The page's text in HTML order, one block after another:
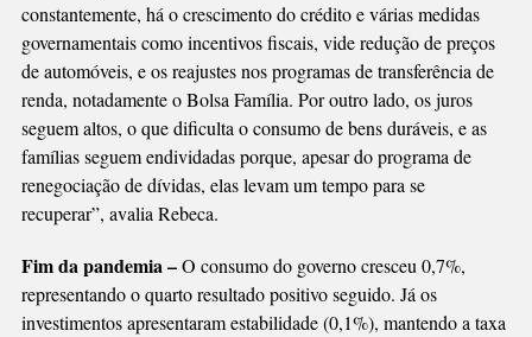
constantemente, há o crescimento do crédito e várias medidas
governamentais como incentivos fiscais, vide redução de preços
de automóveis, e os reajustes nos programas de transferência de
renda, notadamente o Bolsa Família. Por outro lado, os juros
seguem altos, o que dificulta o consumo de bens duráveis, e as
famílias seguem endividadas porque, apesar do programa de
renegociação de dívidas, elas levam um tempo para se
recuperar”, avalia Rebeca.
Fim da pandemia –O consumo do governo cresceu 0,7%,
representando o quarto resultado positivo seguido. Já os
investimentos apresentaram estabilidade (0,1%), mantendo a taxa